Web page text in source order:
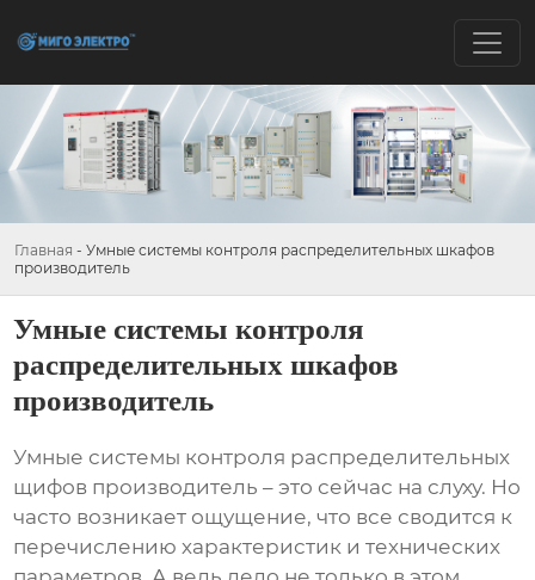
Главная - Умные системы контроля распределительных шкафов
производитель
Умные системы контроля
распределительных шкафов
производитель
Умные системы контроля распределительных
щифов производитель – это сейчас на слуху. Но
часто возникает ощущение, что все сводится к
перечислению характеристик и технических